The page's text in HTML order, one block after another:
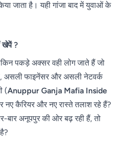
जाता है। यही गांजा बाद में युवाओं के
खेपें ?
पकड़े अक्सर वही लोग जाते हैं जो
असली फाइनेंसर और असली नेटवर्क
(Anuppur Ganja Mafia Inside
नए कैरियर और नए रास्ते तलाश रहे हैं?
बार अनूपपुर की ओर बढ़ रही हैं, तो